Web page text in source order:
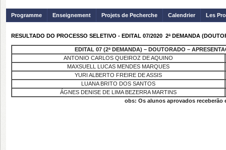
Programme Enseignement Projets de Pecherche Calendrier Les
RESULTADO DO PROCESSO SELETIVO - EDITAL 07/2020  2ª DEMANDA
EDITAL 07 (2ª DEMANDA) – DOUTORADO –
ANTONIO CARLOS QUEIROZ DE AQUINO
MAXSUELL LUCAS MENDES MARQUES
YURI ALBERTO FREIRE DE ASSIS
LUANA BRITO DOS SANTOS
ÁGNES DENISE DE LIMA BEZERRA MARTINS
obs: Os alunos aprovados receberão